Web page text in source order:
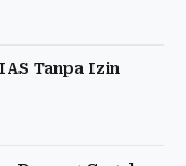
Tanpa Izin